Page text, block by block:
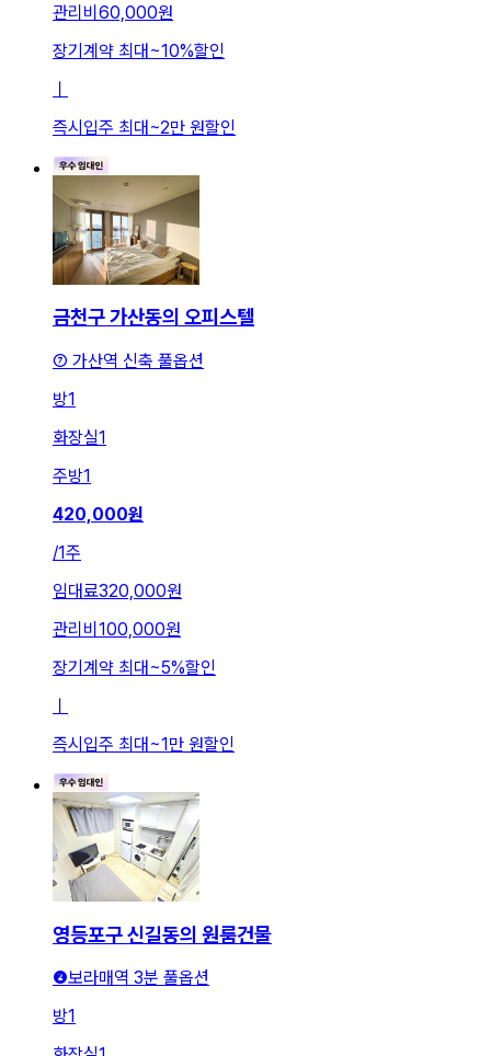
관리비 60,000원
장기계약 최대~10%할인
ㅣ
즉시입주 최대~2만 원할인
금천구 가산동의 오피스텔
⑦ 가산역 신축 풀옵션
방1
화장실1
주방1
420,000원
/1주
임대료320,000원
관리비 100,000원
장기계약 최대~5%할인
ㅣ
즉시입주 최대~1만 원할인
영등포구 신길동의 원룸건물
❷보라매역 3분 풀옵션
방1